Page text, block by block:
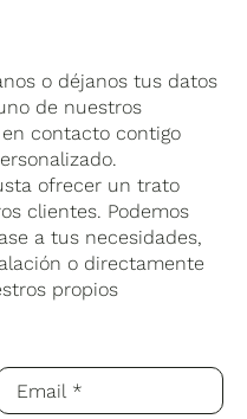
o déjanos tus datos
de nuestros
contacto contigo
ofrecer un trato
clientes. Podemos
a tus necesidades,
o directamente
propios